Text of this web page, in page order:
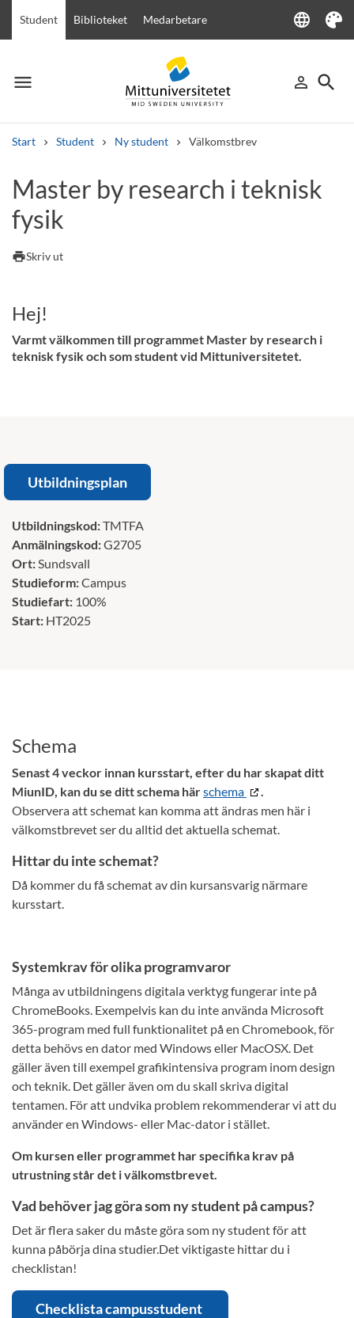
Student Biblioteket Medarbetare language
Language
Tema
menu
Meny person_outline
Logga in
search
Sök
Start Student Ny student Välkomstbrev
Andra söktjänster
Kurser och program
Lediga jobb
Master by research i teknisk
fysik
printSkriv ut
Hej!
Varmt välkommen till programmet Master by research i
teknisk fysik och som student vid Mittuniversitetet.
Utbildningsplan
Utbildningskod:TMTFA
Anmälningskod:G2705
Ort:Sundsvall
Studieform:Campus
Studiefart: 100%
Start: HT2025
Schema
Senast 4 veckor innan kursstart, efter du har skapat ditt
MiunID, kan du se ditt schema härschema
.
Observera att schemat kan komma att ändras men här i
välkomstbrevet ser du alltid det aktuella schemat.
Hittar du inte schemat?
Då kommer du få schemat av din kursansvarig närmare
kursstart.
Systemkrav för olika programvaror
Många av utbildningens digitala verktyg fungerar inte på
ChromeBooks. Exempelvis kan du inte använda Microsoft
365-program med full funktionalitet på en Chromebook, för
detta behövs en dator med Windows eller MacOSX. Det
gäller även till exempel grafikintensiva program inom design
och teknik. Det gäller även om du skall skriva digital
tentamen. För att undvika problem rekommenderar vi att du
använder en Windows- eller Mac-dator i stället.
Om kursen eller programmet har specifika krav på
utrustning står det i välkomstbrevet.
Vad behöver jag göra som ny student på campus?
Det är flera saker du måste göra som ny student för att
kunna påbörja dina studier.Det viktigaste hittar du i
checklistan!
Checklista campusstudent